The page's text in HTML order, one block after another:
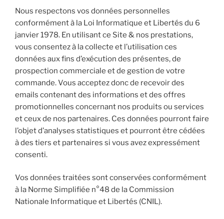
Nous respectons vos données personnelles
conformément à la Loi Informatique et Libertés du 6
janvier 1978. En utilisant ce Site & nos prestations,
vous consentez à la collecte et l’utilisation ces
données aux fins d’exécution des présentes, de
prospection commerciale et de gestion de votre
commande. Vous acceptez donc de recevoir des
emails contenant des informations et des offres
promotionnelles concernant nos produits ou services
et ceux de nos partenaires. Ces données pourront faire
l’objet d’analyses statistiques et pourront être cédées
à des tiers et partenaires si vous avez expressément
consenti.
Vos données traitées sont conservées conformément
à la Norme Simplifiée n°48 de la Commission
Nationale Informatique et Libertés (CNIL).